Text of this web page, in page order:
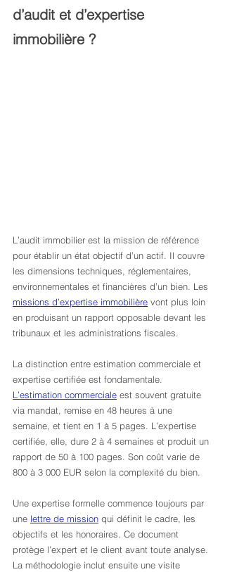
d’audit et d’expertise
immobilière ?
L’audit immobilier est la mission de référence
pour établir un état objectif d’un actif. Il couvre
les dimensions techniques, réglementaires,
environnementales et financières d’un bien. Les
missions d’expertise immobilière vont plus loin
en produisant un rapport opposable devant les
tribunaux et les administrations fiscales.
La distinction entre estimation commerciale et
expertise certifiée est fondamentale.
L’estimation commerciale est souvent gratuite
via mandat, remise en 48 heures à une
semaine, et tient en 1 à 5 pages. L’expertise
certifiée, elle, dure 2 à 4 semaines et produit un
rapport de 50 à 100 pages. Son coût varie de
800 à 3 000 EUR selon la complexité du bien.
Une expertise formelle commence toujours par
une lettre de mission qui définit le cadre, les
objectifs et les honoraires. Ce document
protège l’expert et le client avant toute analyse.
La méthodologie inclut ensuite une visite